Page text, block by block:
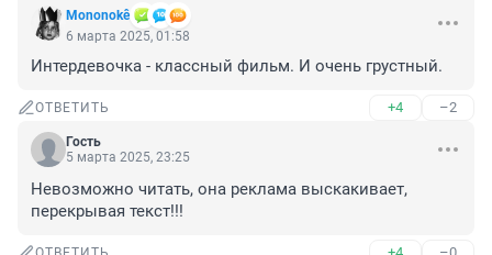
Mononokê
6 марта 2025, 01:58
Интердевочка - классный фильм. И очень грустный.
ОТВЕТИТЬ +4 –2
Гость
5 марта 2025, 23:25
Невозможно читать, она реклама выскакивает,
перекрывая текст!!!